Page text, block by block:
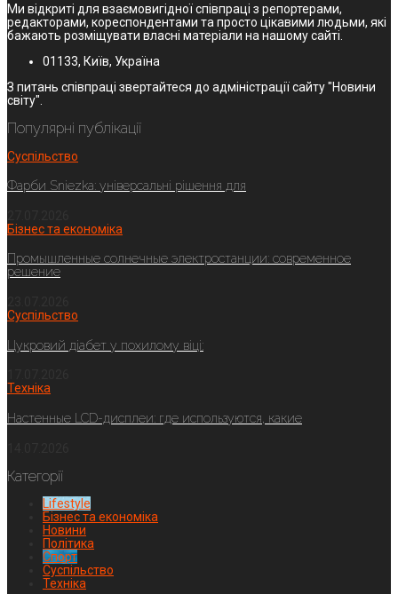
Ми відкриті для взаємовигідної співпраці з репортерами,
редакторами, кореспондентами та просто цікавими людьми, які
бажають розміщувати власні матеріали на нашому сайті.
01133, Київ, Україна
З питань співпраці звертайтеся до адміністрації сайту "Новини
світу".
Популярні публікації
Суспільство
Фарби Sniezka: універсальні рішення для
Бізнес та економіка
Промышленные солнечные электростанции: современное
решение
Суспільство
Цукровий діабет у похилому віці:
Техніка
Настенные LCD-дисплеи: где используются, какие
Категорії
Lifestyle
Бізнес та економіка
Новини
Політика
Спорт
Суспільство
Техніка